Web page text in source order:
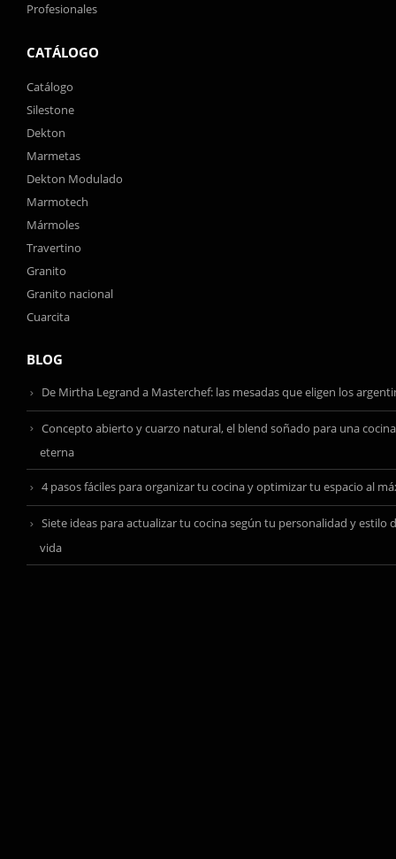
Profesionales
CATÁLOGO
Catálogo
Silestone
Dekton
Marmetas
Dekton Modulado
Marmotech
Mármoles
Travertino
Granito
Granito nacional
Cuarcita
BLOG
De Mirtha Legrand a Masterchef: las mesadas que eligen los
Concepto abierto y cuarzo natural, el blend soñado para una cocina
eterna
4 pasos fáciles para organizar tu cocina y optimizar tu espacio al
Siete ideas para actualizar tu cocina según tu personalidad y estilo
vida